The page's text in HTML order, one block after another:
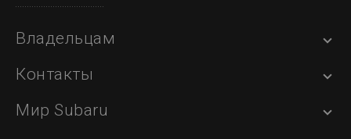
Владельцам
Контакты
Мир Subaru